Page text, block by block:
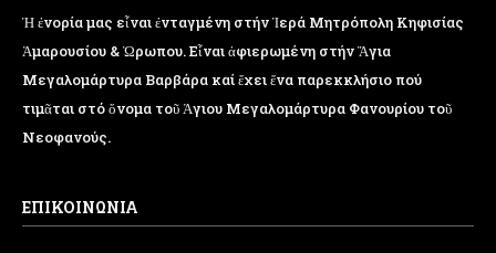
Ἡ ἐνορία μας εἶναι ἐνταγμένη στήν Ἱερά Μητρόπολη Κηφισίας
Ἁμαρουσίου & Ὠρωπου. Εἶναι ἀφιερωμένη στήν Ἅγια
Μεγαλομάρτυρα Βαρβάρα καί ἔχει ἕνα παρεκκλήσιο πού
τιμᾶται στό ὄνομα τοῦ Ἁγιου Μεγαλομάρτυρα Φανουρίου τοῦ
Νεοφανούς.
ΕΠΙΚΟΙΝΩΝΙΑ